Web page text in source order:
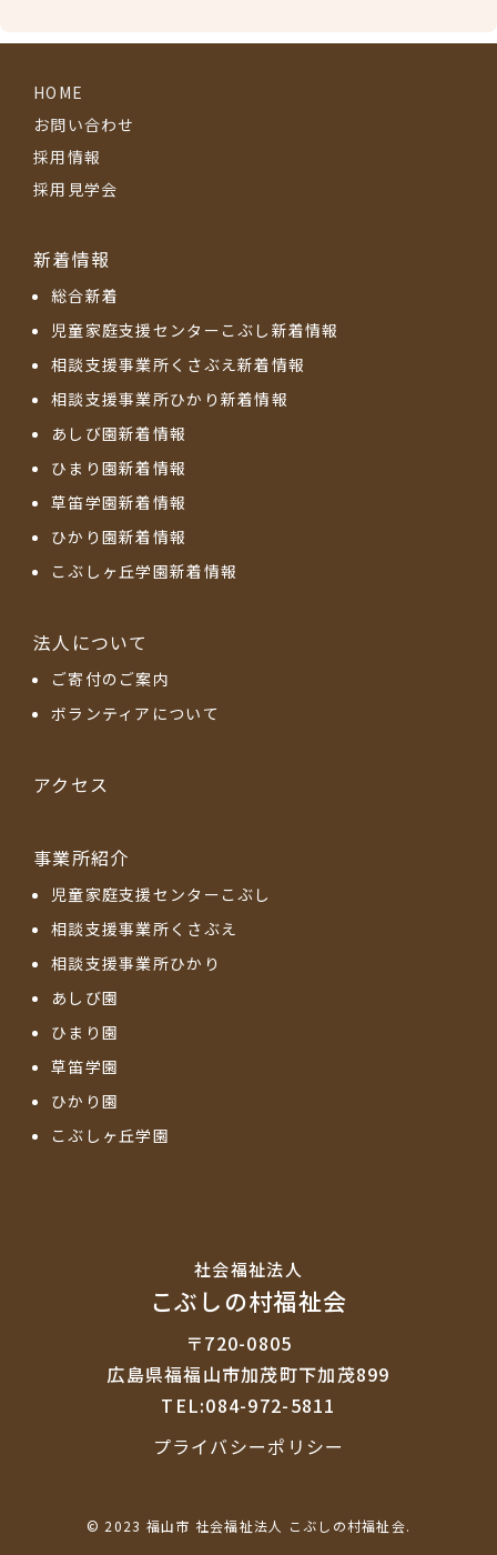
HOME
お問い合わせ
採用情報
採用見学会
新着情報
総合新着
児童家庭支援センターこぶし新着情報
相談支援事業所くさぶえ新着情報
相談支援事業所ひかり新着情報
あしび園新着情報
ひまり園新着情報
草笛学園新着情報
ひかり園新着情報
こぶしヶ丘学園新着情報
法人について
ご寄付のご案内
ボランティアについて
アクセス
事業所紹介
児童家庭支援センターこぶし
相談支援事業所くさぶえ
相談支援事業所ひかり
あしび園
ひまり園
草笛学園
ひかり園
こぶしヶ丘学園
社会福祉法⼈
こぶしの村福祉会
〒720-0805
広島県福福山市加茂町下加茂899
TEL:084-972-5811
プライバシーポリシー
© 2023 福山市 社会福祉法人 こぶしの村福祉会.